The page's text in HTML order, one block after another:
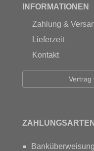
INFORMATIONEN
Zahlung &
Lieferzeit
Kontakt
Vertrag
ZAHLUNGSARTEN
Banküberweisung